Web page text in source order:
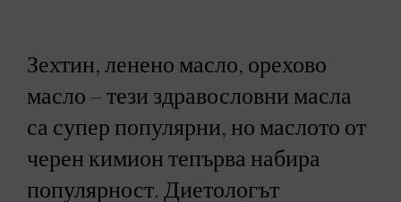
Зехтин, ленено масло, орехово
масло – тези здравословни масла
са супер популярни, но маслото от
черен кимион тепърва набира
популярност. Диетологът